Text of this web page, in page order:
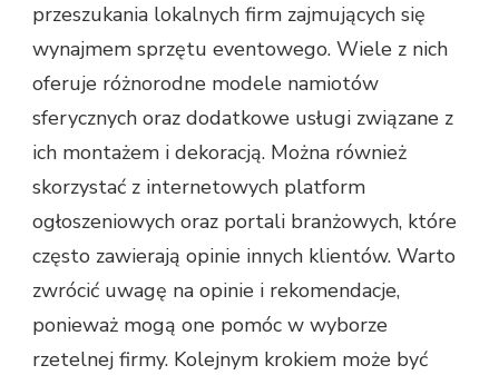
przeszukania lokalnych firm zajmujących się
wynajmem sprzętu eventowego. Wiele z nich
oferuje różnorodne modele namiotów
sferycznych oraz dodatkowe usługi związane z
ich montażem i dekoracją. Można również
skorzystać z internetowych platform
ogłoszeniowych oraz portali branżowych, które
często zawierają opinie innych klientów. Warto
zwrócić uwagę na opinie i rekomendacje,
ponieważ mogą one pomóc w wyborze
rzetelnej firmy. Kolejnym krokiem może być